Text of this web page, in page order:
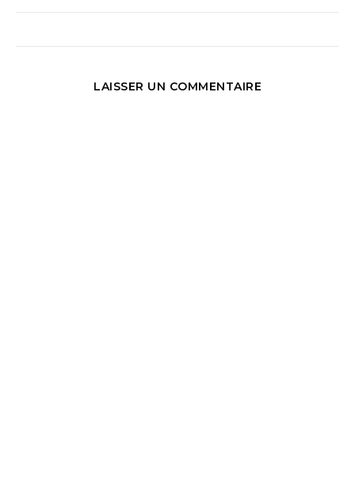
LAISSER UN COMMENTAIRE